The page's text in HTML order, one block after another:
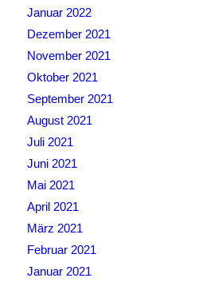
Januar 2022
Dezember 2021
November 2021
Oktober 2021
September 2021
August 2021
Juli 2021
Juni 2021
Mai 2021
April 2021
März 2021
Februar 2021
Januar 2021